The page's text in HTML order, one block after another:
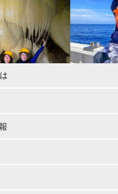
！洞穴與海上皮艇之旅 ★免費拍
15:30
向標記或指示器
12:00